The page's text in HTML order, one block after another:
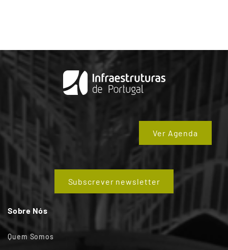
Ver Agenda
Subscrever newsletter
Sobre Nós
Quem Somos